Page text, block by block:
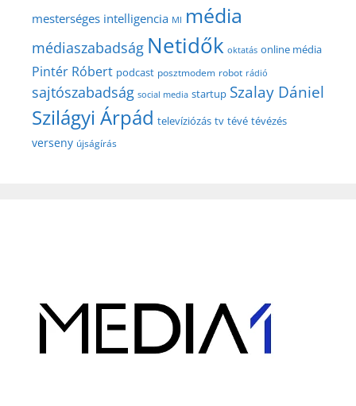
mesterséges intelligencia MI média
médiaszabadság Netidők oktatás online média
Pintér Róbert podcast posztmodem robot rádió
sajtószabadság social media startup Szalay Dániel
Szilágyi Árpád televíziózás tv tévé tévézés
verseny újságírás